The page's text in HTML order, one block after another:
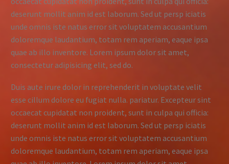
deserunt mollit anim id est laborum. Sed ut persp iciatis
unde omnis iste natus error sit voluptatem accusantium
doloremque laudantium, totam rem aperiam, eaque ipsa
quae ab illo inventore. Lorem ipsum dolor sit amet,
consectetur adipisicing elit, sed do.
Duis aute irure dolor in reprehenderit in voluptate velit
esse cillum dolore eu fugiat nulla. pariatur. Excepteur sint
occaecat cupidatat non proident, sunt in culpa qui officia:
deserunt mollit anim id est laborum. Sed ut persp iciatis
unde omnis iste natus error sit voluptatem accusantium
doloremque laudantium, totam rem aperiam, eaque ipsa